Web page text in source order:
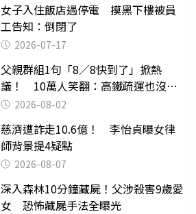
女子入住飯店遇停電 摸黑下樓被員
工告知：倒閉了
2026-07-17
父親群組1句「8／8快到了」掀熱
議！ 10萬人笑翻：高鐵疏運也沒列
父親節
2026-08-02
慈濟遭詐走10.6億！ 李怡貞曝女律
師背景提4疑點
2026-08-07
深入森林10分鐘藏屍！父涉殺害9歲愛
女 恐怖藏屍手法全曝光